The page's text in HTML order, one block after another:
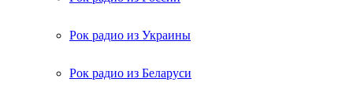
Рок радио из Украины
Рок радио из Беларуси